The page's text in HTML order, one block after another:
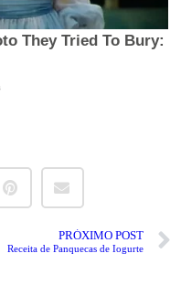
PRÓXIMO POST
Receita de Panquecas de Iogurte